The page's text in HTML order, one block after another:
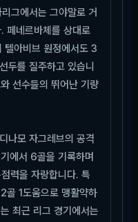
그에서는 그야말로 거
페네르바체를 상대로
텔아비브 원정에서도 3
두를 질주하고 있습니
선수들의 뛰어난 기량
나모 자그레브의 공격
에서 6골을 기록하며
력을 자랑합니다. 특
골 1도움으로 맹활약하
최근 리그 경기에서는